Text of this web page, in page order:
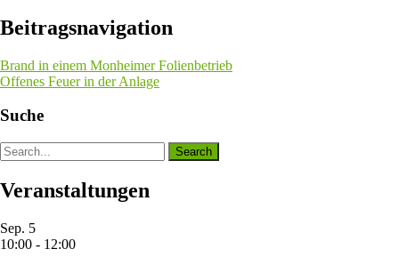
Beitragsnavigation
Brand in einem Monheimer Folienbetrieb
Offenes Feuer in der Anlage
Suche
Veranstaltungen
Sep. 5
10:00 - 12:00